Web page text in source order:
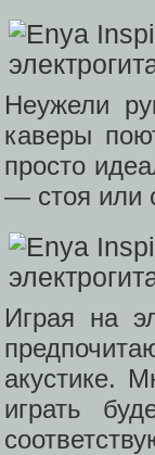
Неужели
каверы
просто
— стоя или
Играя на
акустике.
играть